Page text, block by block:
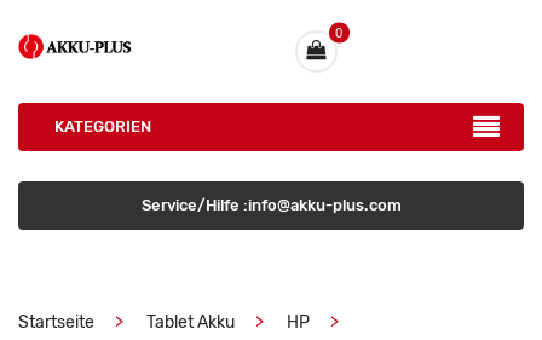
0
KATEGORIEN
Service/Hilfe :info@akku-plus.com
Startseite Tablet Akku
HP